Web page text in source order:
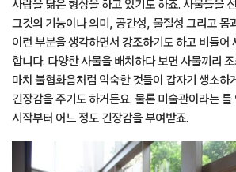
사람을 닮은 형상을 하고 있기도 하죠. 사물들을
그것의 기능이나 의미, 공간성, 물질성 그리고 몸
이런 부분을 생각하면서 강조하기도 하고 비틀어
합니다. 다양한 사물을 배치하다 보면 사물끼리
마치 불협화음처럼 익숙한 것들이 갑자기 생소하
긴장감을 주기도 하거든요. 물론 미술관이라는 틀
시작부터 어느 정도 긴장감을 부여받죠.